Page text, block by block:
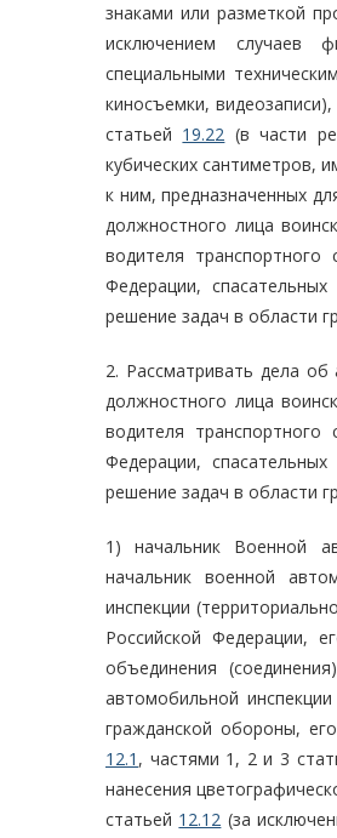
знаками или разметкой
исключением случаев
специальными
киносъемки, видеозаписи),
статьей 19.22 (в части
кубических сантиметров,
к ним, предназначенных
должностного лица
водителя
Федерации,
решение задач в области
2. Рассматривать дела
должностного лица
водителя
Федерации,
решение задач в области
1) начальник Военной
начальник военной
инспекции
Российской Федерации,
объединения
автомобильной
гражданской обороны,
12.1 , частями 1, 2 и 3
нанесения
статьей 12.12 (за